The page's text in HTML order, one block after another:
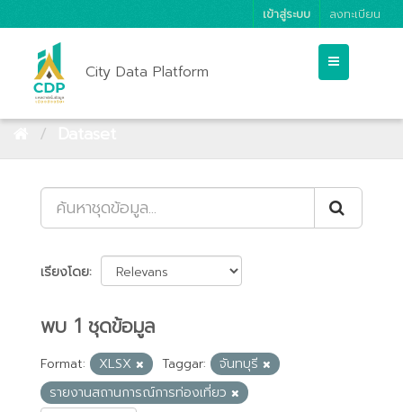
เข้าสู่ระบบ ลงทะเบียน
City Data Platform
เรียงโดย
พบ 1 ชุดข้อมูล
Format: XLSX Taggar:
จันทบุรี
รายงานสถานการณ์การท่องเที่ยว